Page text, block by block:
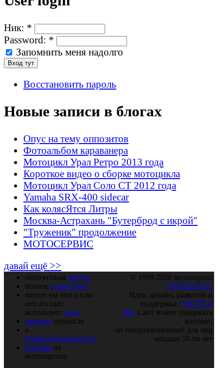
Ник: *
Password: *
Запомнить меня надолго
Восстановить пароль
Новые записи в блогах
Опус на тему оппозитов
Фотоальбом караванера
Мотоцикл Урал Ретро 2013 года
Короткое видео о сборке мотоцикла
Мотоцикл Урал Соло СТ 2012 года
Yamaha SRX-400 sidecar
Как колясЯтся Литры
Москва-Астрахань "Бутерброд с икрой"
"Труженик" продолжение
МОТОСЕРВИС
давай ещё >>
оппозитный форум
полное оглавление
хотите вы этого или
нет, но сайт
использует куки
закрома oppozit.ru
о
конфиденциальности
реклама на
мотопортале
© 1999-2026 мотопортал
OPPOZIT.RU
Идея, дизайн, развитие и
поддержка : SHTRLZ
16+ Сайт может содержать
контент,
не предназначенный для лиц
младше 16-ти лет